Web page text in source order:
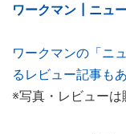
ワークマン┃ニュ
ワークマンの「ニ
るレビュー記事も
※写真・レビューは